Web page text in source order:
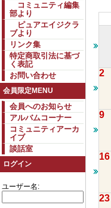
コミュニティ編集
部より
ピュアエイジクラ
ブより
リンク集
特定商取引法に基づ
く表記
お問い合わせ
会員限定MENU
会員へのお知らせ
アルバムコーナー
コミュニティアーカ
イブ
談話室
ログイン
ユーザー名:
2
9
16
23